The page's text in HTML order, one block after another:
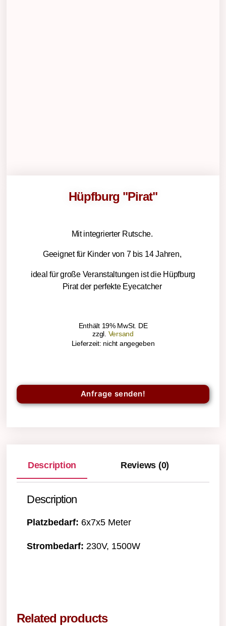
Hüpfburg "Pirat"
Mit integrierter Rutsche.
Geeignet für Kinder von 7 bis 14 Jahren,
ideal für große Veranstaltungen ist die Hüpfburg
Pirat der perfekte Eyecatcher
Enthält 19% MwSt. DE
zzgl. Versand
Lieferzeit: nicht angegeben
Anfrage senden!
Description Reviews (0)
Description
Platzbedarf: 6x7x5 Meter
Strombedarf:230V, 1500W
Related products